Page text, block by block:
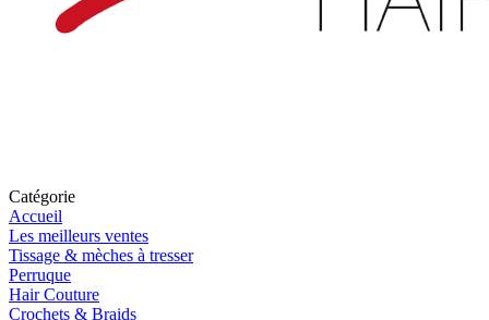
Catégorie
Accueil
Les meilleurs ventes
Tissage & mèches à tresser
Perruque
Hair Couture
Crochets & Braids